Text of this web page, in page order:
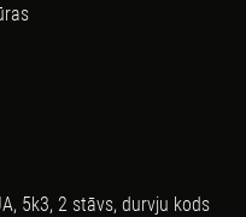
5k3, 2 stāvs, durvju kods